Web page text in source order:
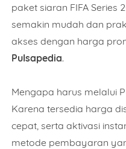
paket siaran FIFA Series
semakin mudah dan
akses dengan harga
Pulsapedia.
Mengapa harus melalui
Karena tersedia harga
cepat, serta aktivasi
metode pembayaran